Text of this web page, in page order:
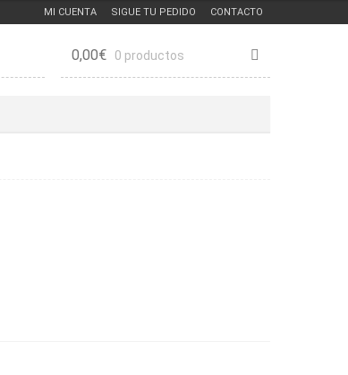
MI CUENTA SIGUE TU PEDIDO CONTACTO
0,00€ 0 productos